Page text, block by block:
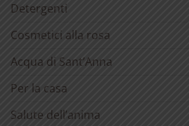
Detergenti
Cosmetici alla rosa
Acqua di Sant’Anna
Per la casa
Salute dell’anima